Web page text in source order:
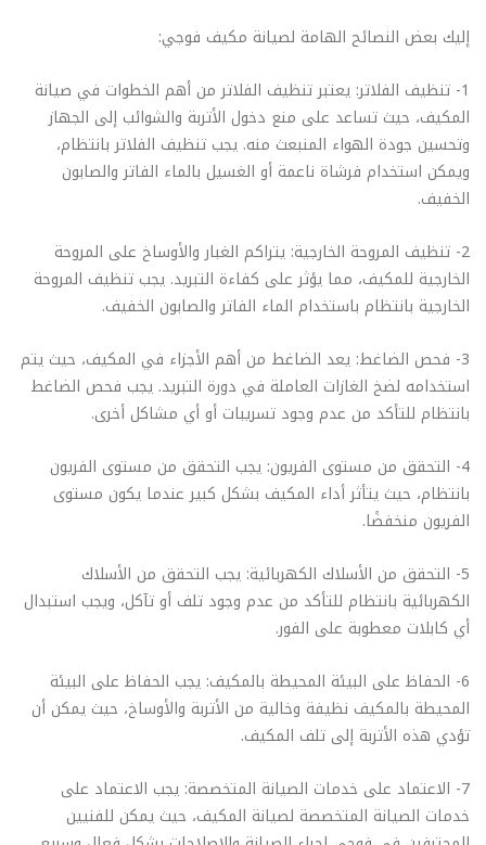
إليك بعض النصائح الهامة لصيانة مكيف فوجي:
1- تنظيف الفلاتر: يعتبر تنظيف الفلاتر من أهم الخطوات في صيانة
المكيف، حيث تساعد على منع دخول الأتربة والشوائب إلى الجهاز
وتحسين جودة الهواء المنبعث منه. يجب تنظيف الفلاتر بانتظام،
ويمكن استخدام فرشاة ناعمة أو الغسيل بالماء الفاتر والصابون
الخفيف.
2- تنظيف المروحة الخارجية: يتراكم الغبار والأوساخ على المروحة
الخارجية للمكيف، مما يؤثر على كفاءة التبريد. يجب تنظيف المروحة
الخارجية بانتظام باستخدام الماء الفاتر والصابون الخفيف.
3- فحص الضاغط: يعد الضاغط من أهم الأجزاء في المكيف، حيث يتم
استخدامه لضخ الغازات العاملة في دورة التبريد. يجب فحص الضاغط
بانتظام للتأكد من عدم وجود تسريبات أو أي مشاكل أخرى.
4- التحقق من مستوى الفريون: يجب التحقق من مستوى الفريون
بانتظام، حيث يتأثر أداء المكيف بشكل كبير عندما يكون مستوى
الفريون منخفضًا.
5- التحقق من الأسلاك الكهربائية: يجب التحقق من الأسلاك
الكهربائية بانتظام للتأكد من عدم وجود تلف أو تآكل، ويجب استبدال
أي كابلات معطوبة على الفور.
6- الحفاظ على البيئة المحيطة بالمكيف: يجب الحفاظ على البيئة
المحيطة بالمكيف نظيفة وخالية من الأتربة والأوساخ، حيث يمكن أن
تؤدي هذه الأتربة إلى تلف المكيف.
7- الاعتماد على خدمات الصيانة المتخصصة: يجب الاعتماد على
خدمات الصيانة المتخصصة لصيانة المكيف، حيث يمكن للفنيين